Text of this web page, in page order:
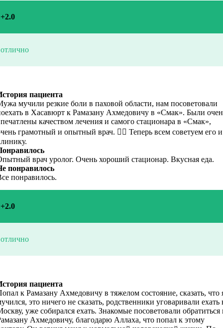
+2.0
отлично
пациента
мучили резкие боли в паховой области, нам посоветовали
в Хасавюрт к Рамазану Ахмедовичу в «Смак». Были
качеством лечения и самого стационара в «Смак»,
грамотный и опытный врач. 👌🏼 Теперь всем советуем его и
врач уролог. Очень хороший стационар. Вкусная еда.
понравилось
понравилось.
+2.0
отлично
пациента
к Рамазану Ахмедовичу в тяжелом состояние, сказать, что
это ничего не сказать, родственники уговаривали ехать
уже собирался ехать. Знакомые посоветовали обратиться
Ахмедовичу, благодарю Аллаха, что попал к этому